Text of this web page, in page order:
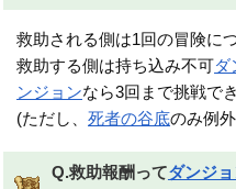
救助される側は1回の冒険に
救助する側は持ち込み不可ダ
ンジョンなら3回まで挑戦で
(ただし、死者の谷底のみ例
Q.救助報酬ってダンジ